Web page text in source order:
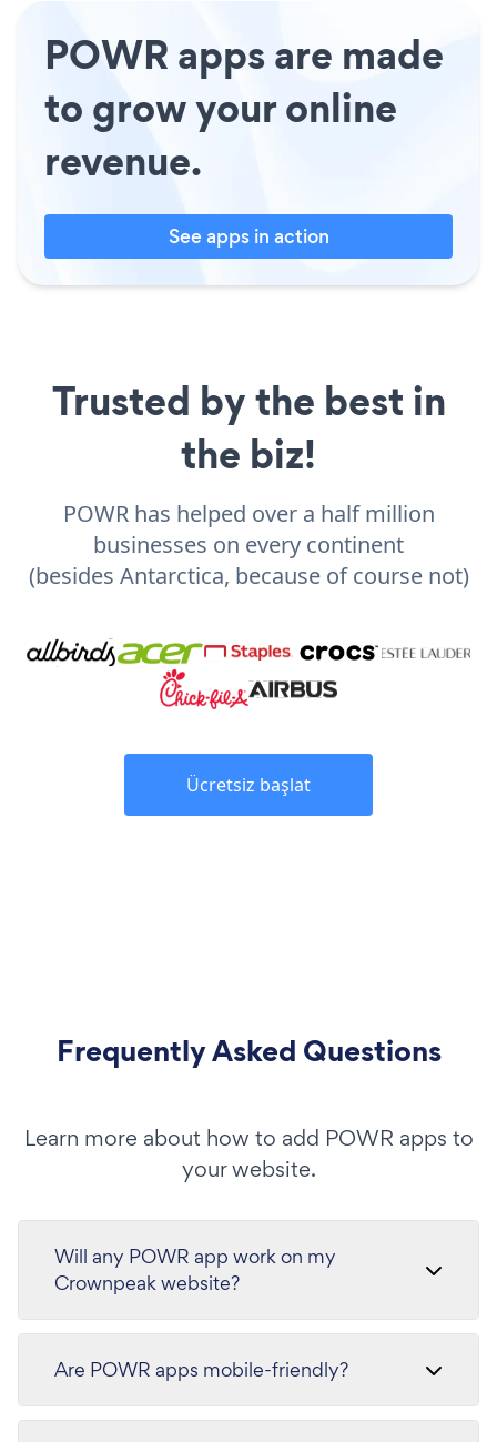
POWR apps are made
to grow your online
revenue.
See apps in action
Trusted by the best in
the biz!
POWR has helped over a half million
businesses on every continent
(besides Antarctica, because of course not)
Ücretsiz başlat
Frequently Asked Questions
Learn more about how to add POWR apps to
your website.
Will any POWR app work on my
Crownpeak website?
Are POWR apps mobile-friendly?